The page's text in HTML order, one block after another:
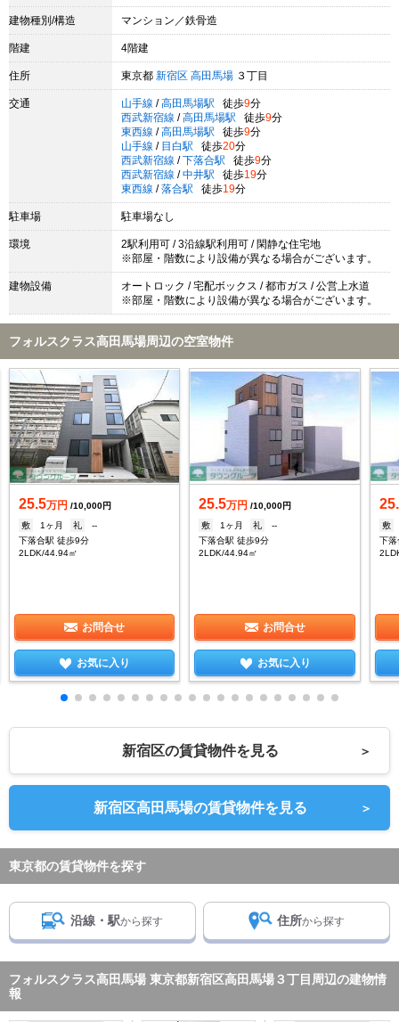
建物種別/構造 マンション／鉄骨造
階建 4階建
住所 東京都 新宿区 高田馬場 ３丁目
交通 山手線 / 高田馬場駅 徒歩9分
西武新宿線 / 高田馬場駅 徒歩9分
東西線 / 高田馬場駅 徒歩9分
山手線 / 目白駅 徒歩20分
西武新宿線 / 下落合駅 徒歩9分
西武新宿線 / 中井駅 徒歩19分
東西線 / 落合駅 徒歩19分
駐車場 駐車場なし
環境
2駅利用可 / 3沿線駅利用可 / 閑静な住宅地
※部屋・階数により設備が異なる場合がございます。
建物設備
オートロック / 宅配ボックス / 都市ガス / 公営上水道
※部屋・階数により設備が異なる場合がございます。
フォルスクラス高田馬場周辺の空室物件
25.5万円 /10,000円
敷
1ヶ月 礼
--
下落合駅 徒歩9分
2LDK/44.94㎡
お問合せ
お気に入り
25.5万円 /10,000円
敷
1ヶ月 礼
--
下落合駅 徒歩9分
2LDK/44.94㎡
お問合せ
お気に入り
敷
下落
新宿区の賃貸物件を見る ＞
新宿区高田馬場の賃貸物件を見る ＞
東京都の賃貸物件を探す
沿線・駅から探す 住所から探す
フォルスクラス高田馬場 東京都新宿区高田馬場３丁目周辺の建物情
報